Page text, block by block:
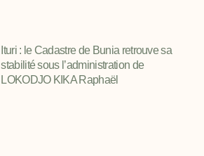
Ituri : le Cadastre de Bunia retrouve sa
stabilité sous l’administration de
LOKODJO KIKA Raphaël